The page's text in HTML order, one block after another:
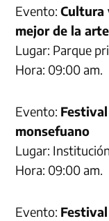
Evento:Cultura
mejor de la
Lugar: Parque
Hora: 09:00 am.
Evento:
monsefuano
Lugar:
Hora: 09:00 am.
Evento: